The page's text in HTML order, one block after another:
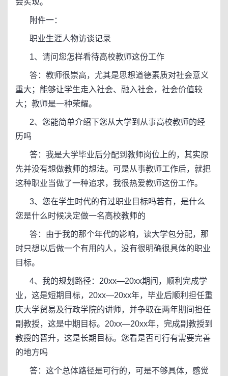
会实现。
附件一：
职业生涯人物访谈记录
1、请问您怎样看待高校教师这份工作
答：教师很崇高，尤其是思想道德素质对社会意义
重大；能够让学生走入社会、融入社会，社会价值较
大；教师是一种荣耀。
2、您能简单介绍下您从大学到从事高校教师的经
历吗
答：我是大学毕业后分配到教师岗位上的，其实原
先并没有想做教师的想法。可是从事教师工作后，就把
这种职业当做了一种追求，我很热爱教师这份工作。
3、您在学生时代的有过职业目标吗若有，是什么
您是什么时候决定做一名高校教师的
答：由于我的那个年代的影响，读大学包分配，那
时只想以后做一个有用的人，没有很明确很具体的职业
目标。
4、我的规划路径：20xx—20xx期间，顺利完成学
业，这是短期目标，20xx—20xx年，毕业后顺利担任重
庆大学贸易及行政学院的讲师，并争取在两年期间担任
副教授，这是中期目标。20xx—20xx年，完成副教授到
教授的晋升，这是长期目标。您看是否可行有需要完善
的地方吗
答：这个总体路径是可行的，可是不够具体，感觉